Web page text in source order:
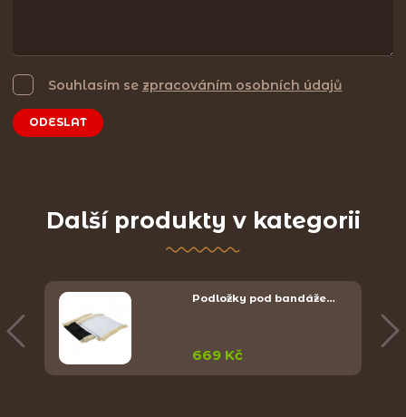
Souhlasím se zpracováním osobních údajů
ODESLAT
Další produkty v kategorii
Podložky pod bandáže…
669 Kč